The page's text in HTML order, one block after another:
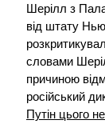
Шерілл з
від штату
словами
причиною
російський
Путін цього